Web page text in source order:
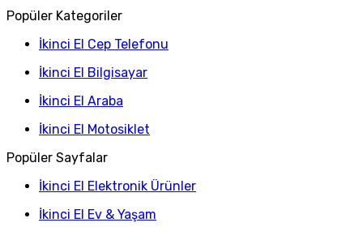
Popüler Kategoriler
İkinci El Cep Telefonu
İkinci El Bilgisayar
İkinci El Araba
İkinci El Motosiklet
Popüler Sayfalar
İkinci El Elektronik Ürünler
İkinci El Ev & Yaşam